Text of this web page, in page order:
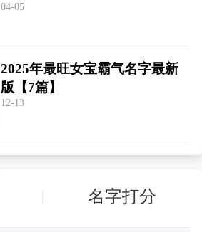
04-05
2025年最旺女宝霸气名字最新
版【7篇】
12-13
名字打分